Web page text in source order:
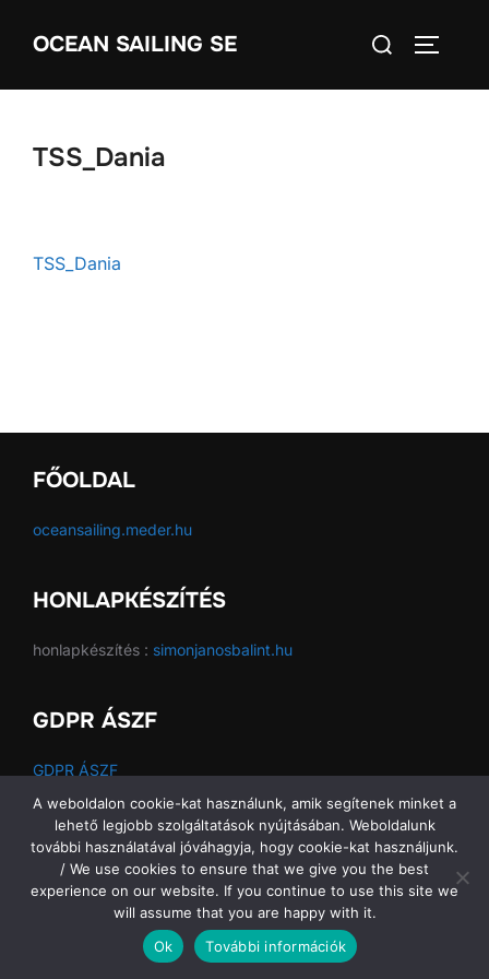
OCEAN SAILING SE
Search
TSS_Dania
TSS_Dania
FŐOLDAL
oceansailing.meder.hu
HONLAPKÉSZÍTÉS
honlapkészítés : simonjanosbalint.hu
GDPR ÁSZF
GDPR ÁSZF
Copyright © 2026 Ocean Sailing SE
A weboldalon cookie-kat használunk, amik segítenek minket a
lehető legjobb szolgáltatások nyújtásában. Weboldalunk
további használatával jóváhagyja, hogy cookie-kat használjunk.
/ We use cookies to ensure that we give you the best
experience on our website. If you continue to use this site we
will assume that you are happy with it.
Ok
További információk